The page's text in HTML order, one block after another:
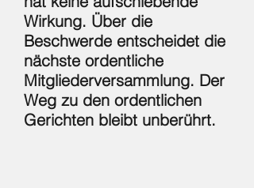
Wirkung. Über die
Beschwerde entscheidet die
nächste ordentliche
Mitgliederversammlung. Der
Weg zu den ordentlichen
Gerichten bleibt unberührt.